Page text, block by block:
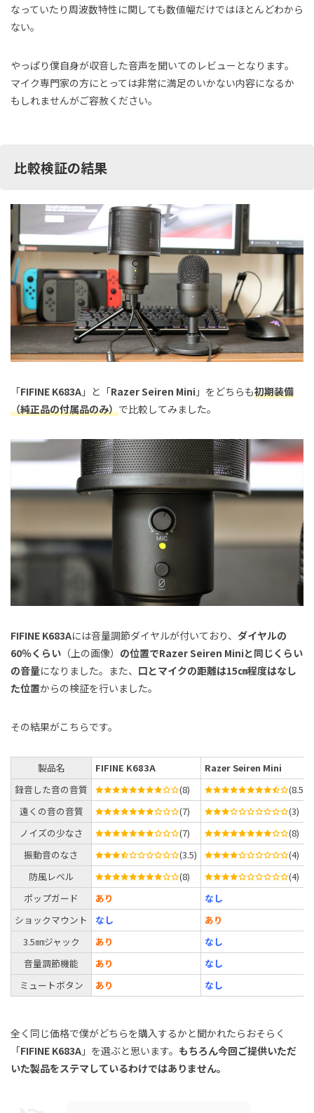
なっていたり周波数特性に関しても数値幅だけではほとんどわから
ない。
やっぱり僕自身が収音した音声を聞いてのレビューとなります。
マイク専門家の方にとっては非常に満足のいかない内容になるか
もしれませんがご容赦ください。
比較検証の結果
「FIFINE K683A 」と「Razer Seiren Mini 」をどちらも初期装備
（純正品の付属品のみ）で比較してみました。
FIFINE K683Aには音量調節ダイヤルが付いており、 ダイヤルの
60％くらい （上の画像） の位置でRazer Seiren Miniと同じくらい
の音量になりました。また、 口とマイクの距離は15㎝程度はなし
た位置からの検証を行いました。
その結果がこちらです。
製品名 FIFINE K683A
Razer Seiren Mini
録音した音の音質
(8)
(8.5)
遠くの音の音質
(7)
(3)
ノイズの少なさ
(7)
(8)
振動音のなさ
(3.5)
(4)
防風レベル
(8)
(4)
ポップガード
あり
なし
ショックマウント
なし
あり
3.5㎜ジャック
あり
なし
音量調節機能
あり
なし
ミュートボタン
あり なし
全く同じ価格で僕がどちらを購入するかと聞かれたらおそらく
「FIFINE K683A 」を選ぶと思います。 もちろん今回ご提供いただ
いた製品をステマしているわけではありません。